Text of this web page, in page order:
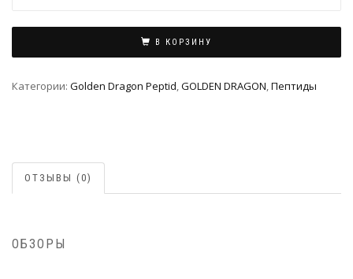
В КОРЗИНУ
Категории: Golden Dragon Peptid,GOLDEN DRAGON,Пептиды
ОТЗЫВЫ (0)
ОБЗОРЫ